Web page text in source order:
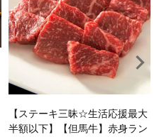
【ステーキ三昧☆生活応援最大
半額以下】【但馬牛】赤身ラン